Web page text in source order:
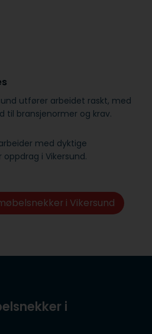
utfører arbeidet raskt, med
til bransje­normer og krav.
med dyktige
i Vikersund.
i Vikersund
i